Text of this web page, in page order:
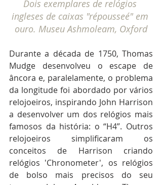
Dois exemplares de relógios
ingleses de caixas "répousseé" em
ouro. Museu Ashmoleam, Oxford
Durante a década de 1750, Thomas
Mudge desenvolveu o escape de
âncora e, paralelamente, o problema
da longitude foi abordado por vários
relojoeiros, inspirando John Harrison
a desenvolver um dos relógios mais
famosos da história: o “H4”. Outros
relojoeiros simplificaram os
conceitos de Harrison criando
relógios 'Chronometer', os relógios
de bolso mais precisos do seu